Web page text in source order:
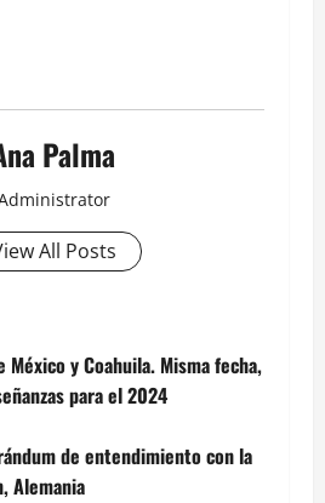
Palma
All Posts
México y Coahuila. Misma fecha,
para el 2024
de entendimiento con la
Alemania